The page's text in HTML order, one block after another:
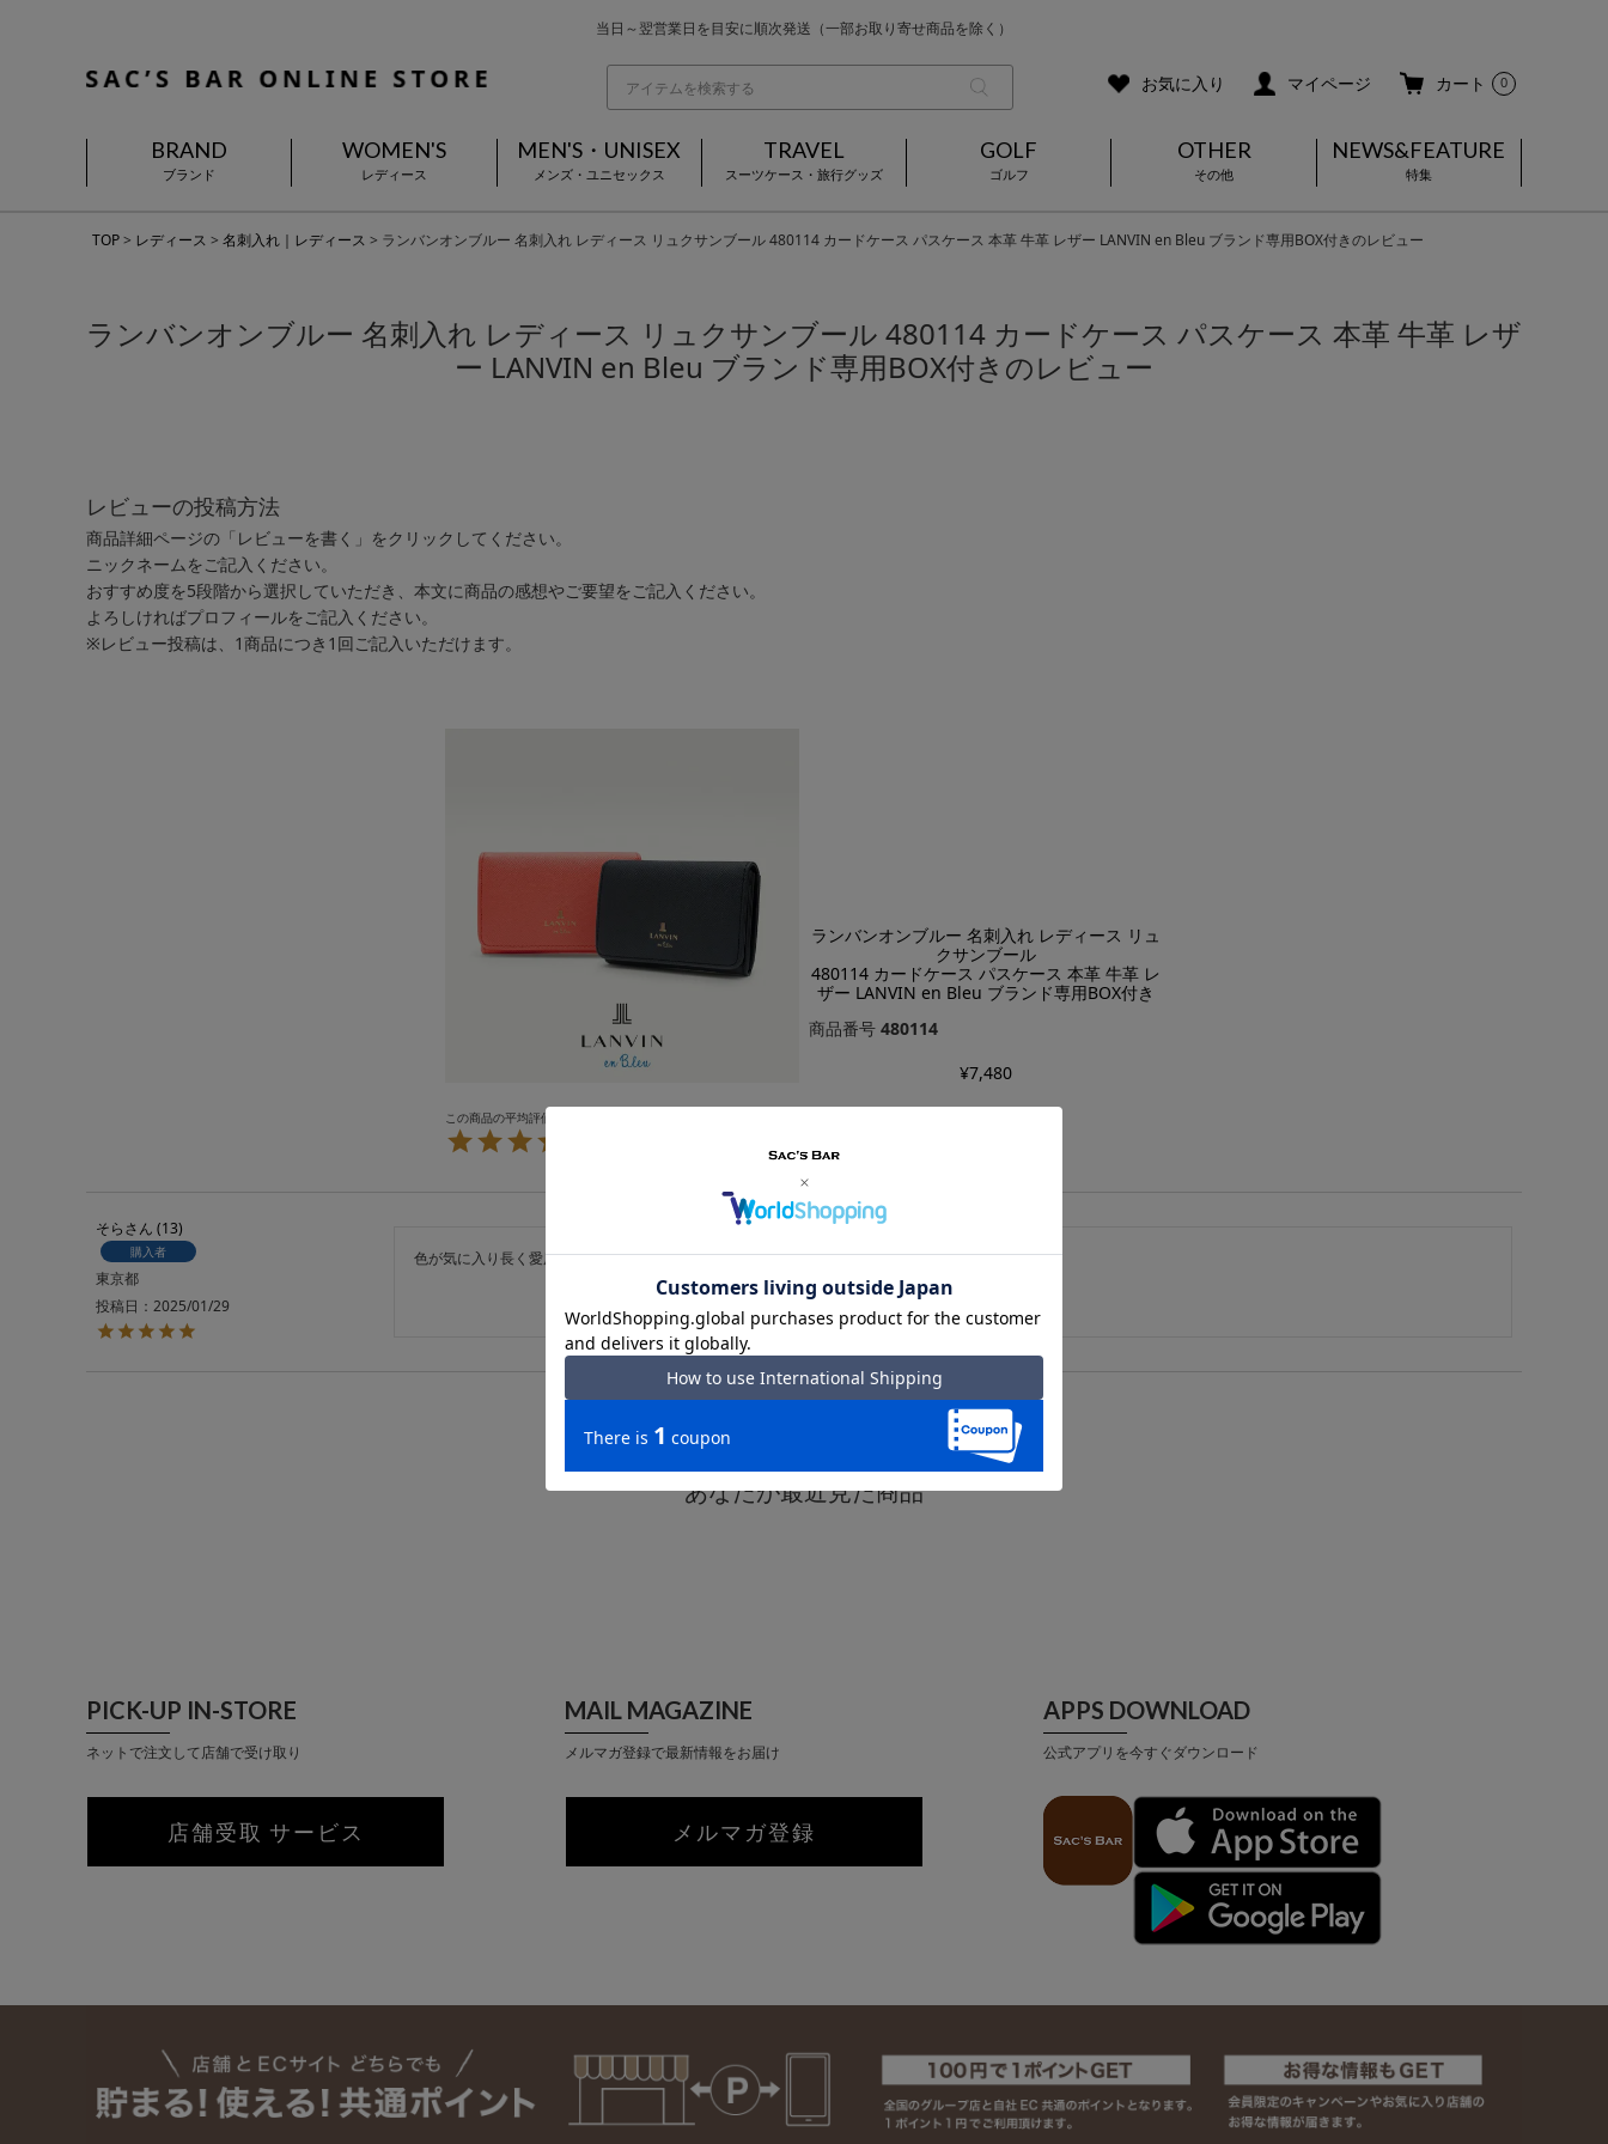
当日～翌営業日を目安に順次発送（一部お取り寄せ商品を除く）
お気に入り マイページ カート 0
BRAND
ブランド
WOMEN'S
レディース
MEN'S・UNISEX
メンズ・ユニセックス
TRAVEL
スーツケース・旅行グッズ
GOLF
ゴルフ
OTHER
その他
NEWS&FEATURE
特集
TOP レディース 名刺入れ｜レディース ランバンオンブルー 名刺入れ レディース リュクサンブール 480114 カードケース パスケース 本革 牛革 レザー LANVIN en Bleu ブランド専用BOX付きのレビュー
ランバンオンブルー 名刺入れ レディース リュクサンブール 480114 カードケース パスケース 本革 牛革 レザ
ー LANVIN en Bleu ブランド専用BOX付きのレビュー
レビューの投稿方法
商品詳細ページの「レビューを書く」をクリックしてください。
ニックネームをご記入ください。
おすすめ度を5段階から選択していただき、本文に商品の感想やご要望をご記入ください。
よろしければプロフィールをご記入ください。
※レビュー投稿は、1商品につき1回ご記入いただけます。
ランバンオンブルー 名刺入れ レディース リュ
クサンブール
480114 カードケース パスケース 本革 牛革 レ
ザー LANVIN en Bleu ブランド専用BOX付き
商品番号 480114
¥7,480
そら 13
購入者
東京都
投稿日
2025/01/29
色が気に入り長く愛用したい。ポケットもあって便利。
あなたが最近見た商品
PICK-UP IN-STORE
ネットで注文して店舗で受け取り
店舗受取 サービス
MAIL MAGAZINE
メルマガ登録で最新情報をお届け
メルマガ登録
APPS DOWNLOAD
公式アプリを今すぐダウンロード